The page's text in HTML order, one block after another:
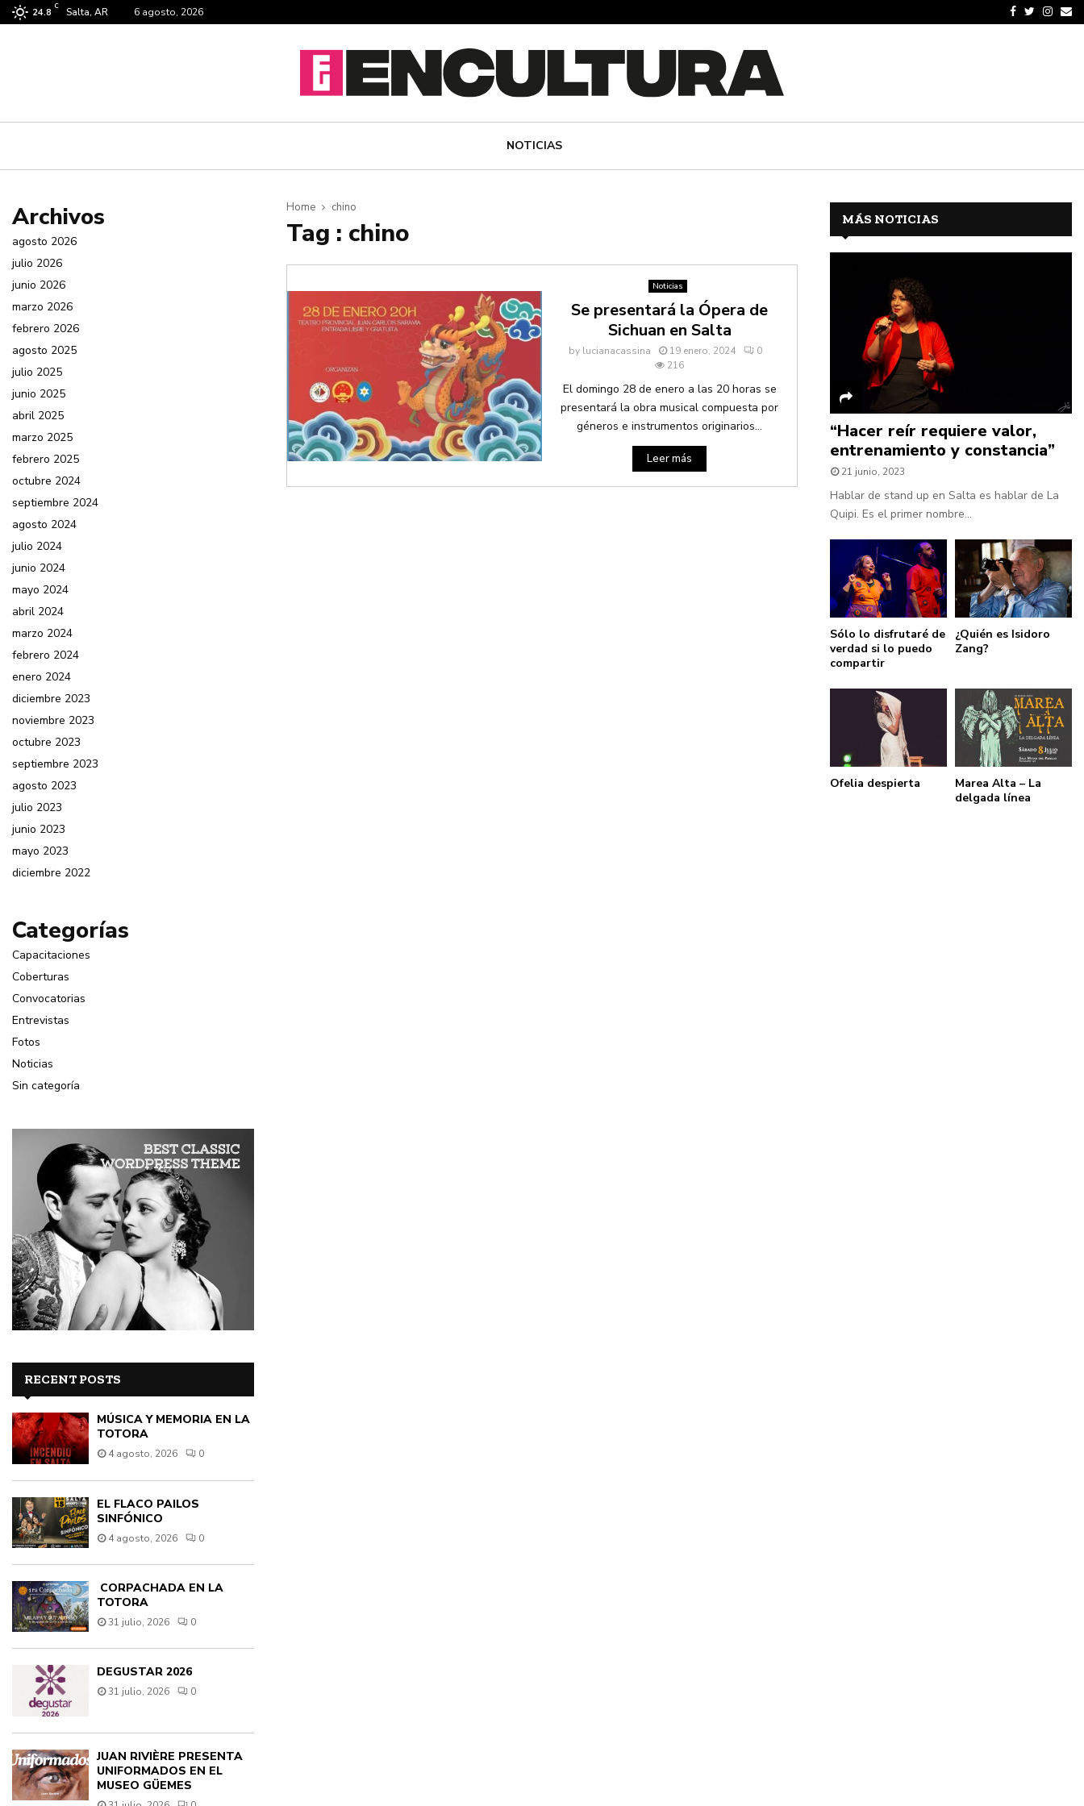
24.8
C Salta, AR 6 agosto, 2026
NOTICIAS
Home chino
Tag : chino
Noticias
Se presentará la Ópera de
Sichuan en Salta
by lucianacassina 19 enero, 2024
0
216
El domingo 28 de enero a las 20 horas se
presentará la obra musical compuesta por
géneros e instrumentos originarios...
Leer más
Archivos
agosto 2026
julio 2026
junio 2026
marzo 2026
febrero 2026
agosto 2025
julio 2025
junio 2025
abril 2025
marzo 2025
febrero 2025
octubre 2024
septiembre 2024
agosto 2024
julio 2024
junio 2024
mayo 2024
abril 2024
marzo 2024
febrero 2024
enero 2024
diciembre 2023
noviembre 2023
octubre 2023
septiembre 2023
agosto 2023
julio 2023
junio 2023
mayo 2023
diciembre 2022
Categorías
Capacitaciones
Coberturas
Convocatorias
Entrevistas
Fotos
Noticias
Sin categoría
RECENT POSTS
MÚSICA Y MEMORIA EN LA
TOTORA
4 agosto, 2026 0
EL FLACO PAILOS
SINFÓNICO
4 agosto, 2026 0
CORPACHADA EN LA
TOTORA
31 julio, 2026 0
DEGUSTAR 2026
31 julio, 2026 0
JUAN RIVIÈRE PRESENTA
UNIFORMADOS EN EL
MUSEO GÜEMES
MÁS NOTICIAS
“Hacer reír requiere valor,
entrenamiento y constancia”
21 junio, 2023
Hablar de stand up en Salta es hablar de La
Quipi. Es el primer nombre...
Sólo lo disfrutaré de
verdad si lo puedo
compartir
¿Quién es Isidoro
Zang?
Ofelia despierta
Marea Alta – La
delgada línea